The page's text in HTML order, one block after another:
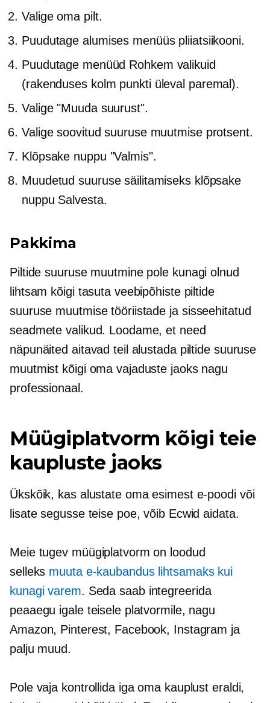
Valige oma pilt.
Puudutage alumises menüüs pliiatsiikooni.
Puudutage menüüd Rohkem valikuid
(rakenduses kolm punkti üleval paremal).
Valige "Muuda suurust".
Valige soovitud suuruse muutmise protsent.
Klõpsake nuppu "Valmis".
Muudetud suuruse säilitamiseks klõpsake
nuppu Salvesta.
Pakkima
Piltide suuruse muutmine pole kunagi olnud
lihtsam kõigi tasuta veebipõhiste piltide
suuruse muutmise tööriistade ja sisseehitatud
seadmete valikud. Loodame, et need
näpunäited aitavad teil alustada piltide suuruse
muutmist kõigi oma vajaduste jaoks nagu
professionaal.
Müügiplatvorm kõigi teie
kaupluste jaoks
Ükskõik, kas alustate oma esimest e-poodi või
lisate segusse teise poe, võib Ecwid aidata.
Meie tugev müügiplatvorm on loodud
selleks muuta e-kaubandus lihtsamaks kui
kunagi varem. Seda saab integreerida
peaaegu igale teisele platvormile, nagu
Amazon, Pinterest, Facebook, Instagram ja
palju muud.
Pole vaja kontrollida iga oma kauplust eraldi,